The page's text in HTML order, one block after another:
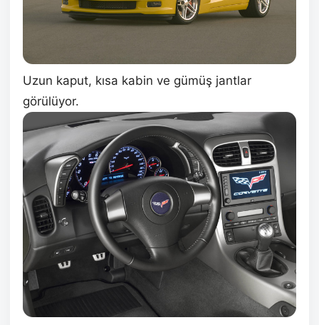
Uzun kaput, kısa kabin ve gümüş jantlar
görülüyor.